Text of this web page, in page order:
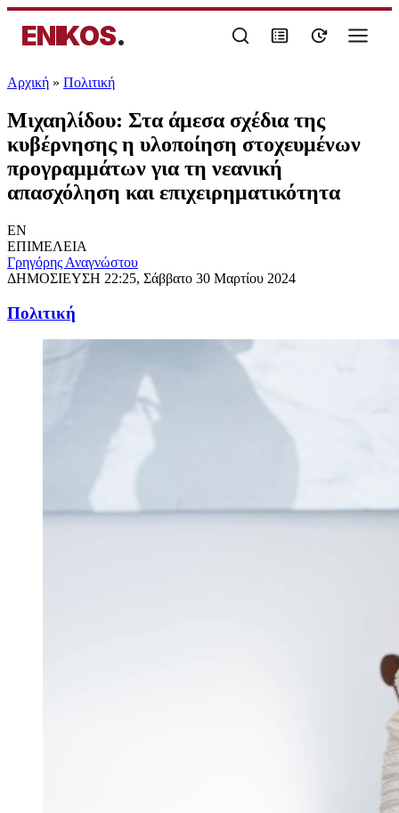
ENIKOS.
Αρχική » Πολιτική
Μιχαηλίδου: Στα άμεσα σχέδια της
κυβέρνησης η υλοποίηση στοχευμένων
προγραμμάτων για τη νεανική
απασχόληση και επιχειρηματικότητα
EN
ΕΠΙΜΕΛΕΙΑ
Γρηγόρης Αναγνώστου
ΔΗΜΟΣΙΕΥΣΗ 22:25, Σάββατο 30 Μαρτίου 2024
Πολιτική